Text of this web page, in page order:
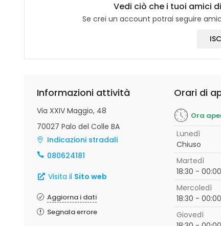
Vedi ciò che i tuoi amici
Se crei un account potrai seguire
Informazioni attività
Via XXIV Maggio, 48
70027 Palo del Colle BA
Indicazioni stradali
080624181
Visita il Sito web
Aggiorna i dati
Segnala errore
Orari di
Ora
Lunedì
Chiuso
Martedì
18:30 - 00:00
Mercoledì
18:30 - 00:00
Giovedì